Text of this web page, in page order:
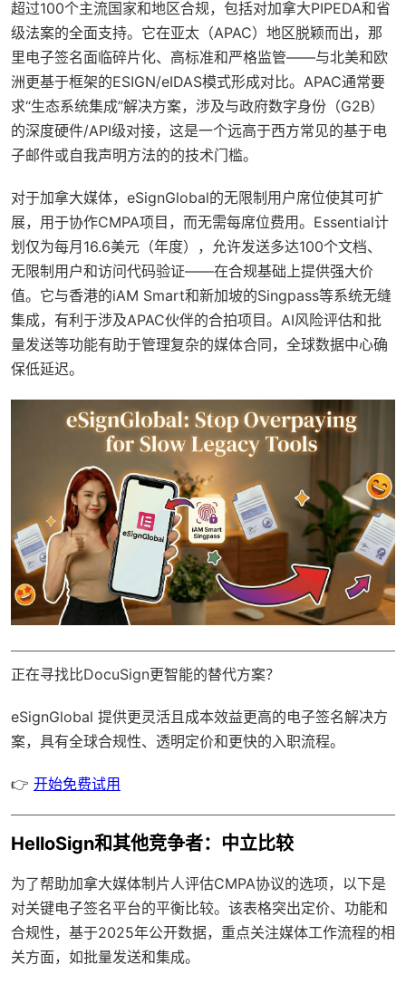
超过100个主流国家和地区合规，包括对加拿大PIPEDA和省
级法案的全面支持。它在亚太（APAC）地区脱颖而出，那
里电子签名面临碎片化、高标准和严格监管——与北美和欧
洲更基于框架的ESIGN/eIDAS模式形成对比。APAC通常要
求“生态系统集成”解决方案，涉及与政府数字身份（G2B）
的深度硬件/API级对接，这是一个远高于西方常见的基于电
子邮件或自我声明方法的的技术门槛。
对于加拿大媒体，eSignGlobal的无限制用户席位使其可扩
展，用于协作CMPA项目，而无需每席位费用。Essential计
划仅为每月16.6美元（年度），允许发送多达100个文档、
无限制用户和访问代码验证——在合规基础上提供强大价
值。它与香港的iAM Smart和新加坡的Singpass等系统无缝
集成，有利于涉及APAC伙伴的合拍项目。AI风险评估和批
量发送等功能有助于管理复杂的媒体合同，全球数据中心确
保低延迟。
正在寻找比DocuSign更智能的替代方案？
eSignGlobal 提供更灵活且成本效益更高的电子签名解决方
案，具有全球合规性、透明定价和更快的入职流程。
👉 开始免费试用
HelloSign和其他竞争者：中立比较
为了帮助加拿大媒体制片人评估CMPA协议的选项，以下是
对关键电子签名平台的平衡比较。该表格突出定价、功能和
合规性，基于2025年公开数据，重点关注媒体工作流程的相
关方面，如批量发送和集成。